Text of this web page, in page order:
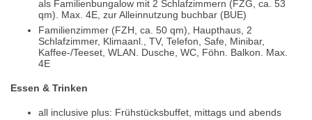
als Familienbungalow mit 2 Schlafzimmern (FZG, ca. 53
qm). Max. 4E, zur Alleinnutzung buchbar (BUE)
Familienzimmer (FZH, ca. 50 qm), Haupthaus, 2
Schlafzimmer, Klimaanl., TV, Telefon, Safe, Minibar,
Kaffee-/Teeset, WLAN. Dusche, WC, Föhn. Balkon. Max.
4E
Essen & Trinken
all inclusive plus: Frühstücksbuffet, mittags und abends